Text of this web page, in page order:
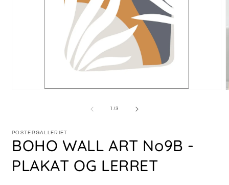
1 /av
3
POSTERGALLERIET
BOHO WALL ART No9B -
PLAKAT OG LERRET